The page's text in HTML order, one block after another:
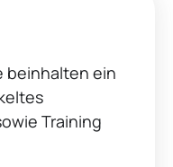
beinhalten ein
Training